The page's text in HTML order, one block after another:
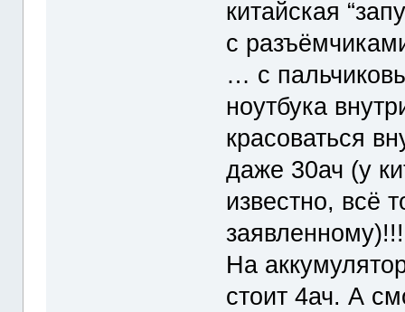
китайская
с
… с
ноутбука
красоваться
даже 30ач (у
известно, всё
На
стоит 4ач. А